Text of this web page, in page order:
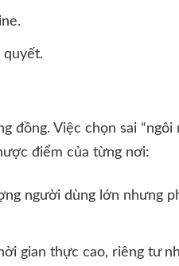
quyết.
đồng. Việc chọn sai “ngôi
điểm của từng nơi:
người dùng lớn nhưng
gian thực cao, riêng tư